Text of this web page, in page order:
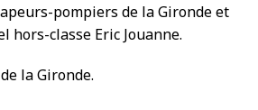
pompiers de la Gironde et
hors-classe Eric Jouanne.
la Gironde.